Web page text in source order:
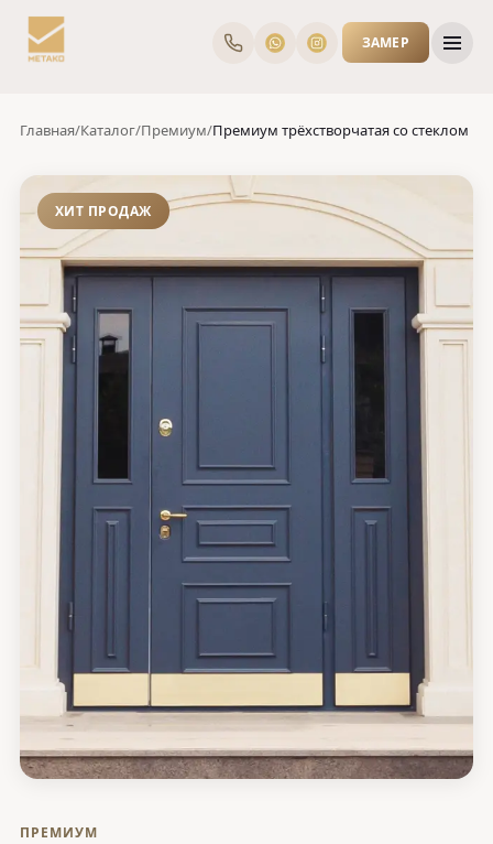
ЗАМЕР
Главная/Каталог/Премиум/Премиум трёхстворчатая со стеклом
ХИТ ПРОДАЖ
ПРЕМИУМ